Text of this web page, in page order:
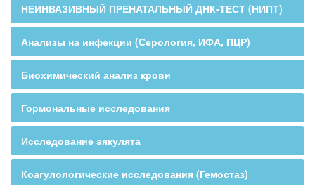
НЕИНВАЗИВНЫЙ ПРЕНАТАЛЬНЫЙ ДНК-ТЕСТ (НИПТ)
Анализы на инфекции (Серология, ИФА, ПЦР)
Биохимический анализ крови
Гормональные исследования
Исследование эякулята
Коагулологические исследования (Гемостаз)